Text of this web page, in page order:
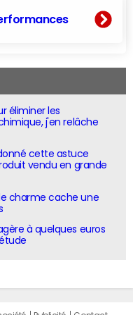
éliminer les
j'en relâche
cette astuce
vendu en grande
charme cache une
à quelques euros